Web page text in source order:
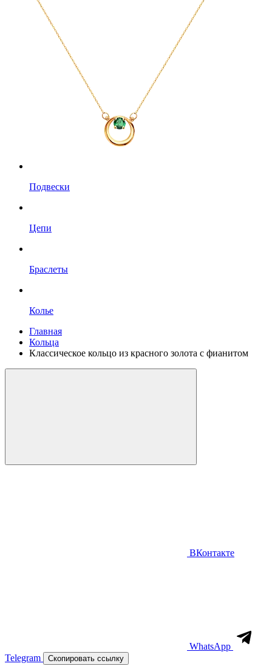
Подвески
Цепи
Браслеты
Колье
Главная
Кольца
Классическое кольцо из красного золота с фианитом
ВКонтакте
WhatsApp
Telegram
Скопировать ссылку